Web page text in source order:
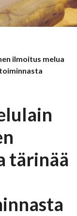
ilmoitus melua
tärinää